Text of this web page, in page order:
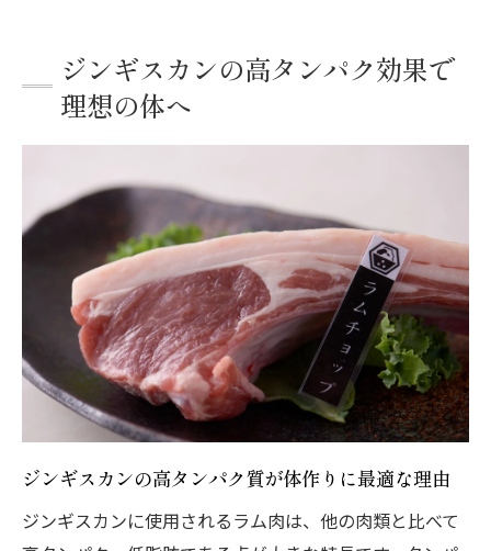
ジンギスカンの高タンパク効果で
理想の体へ
ジンギスカンの高タンパク質が体作りに最適な理由
ジンギスカンに使用されるラム肉は、他の肉類と比べて